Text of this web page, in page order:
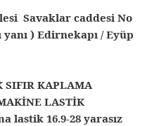
Savaklar caddesi No
) Edirnekapı / Eyüp
SIFIR KAPLAMA
LASTİK
lastik 16.9-28 yarasız